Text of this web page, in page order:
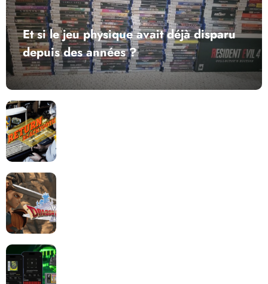
Et si le jeu physique avait déjà disparu
depuis des années ?